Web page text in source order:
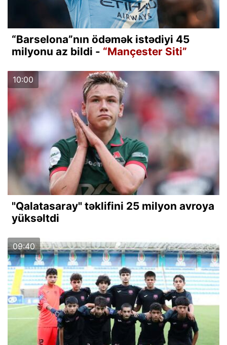
“Barselona”nın ödəmək istədiyi 45
milyonu az bildi - “Mançester Siti”
10:00
"Qalatasaray" təklifini 25 milyon avroya
yüksəltdi
09:40